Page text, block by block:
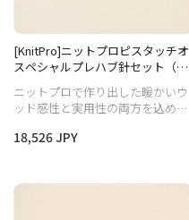
[KnitPro]ニットプロピスタッチオ
スペシャルプレハブ針セット（10
ニットプロで作り出した暖かいウ
ッド感性と実用性の両方を込めた
品です。
18,526 JPY